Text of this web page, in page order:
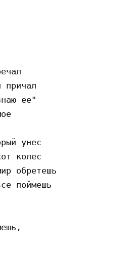
причал
ее"
унес
колес
обретешь
поймешь